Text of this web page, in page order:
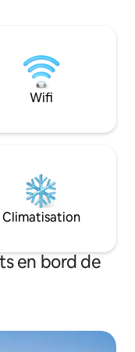
car vous pouvez
l'auberge de trois
confortable et
maximum de 5
les voyages en
propos 🔸 de
quartier de
l'arrondissement
l'auberge, est
nombreux
profiter de la
plus, il y a le
rivière Sumida
Wifi
Climatisation
en bord de